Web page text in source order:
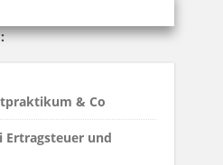
& Co
Ertragsteuer und